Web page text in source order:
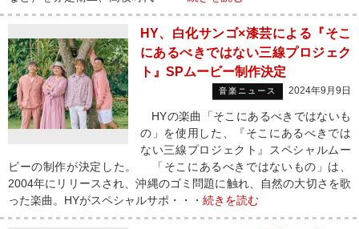
HY、白化サンゴ×漆芸による『そこ
にあるべきではない三線プロジェク
ト』SPムービー制作決定
音楽ニュース 2024年9月9日
HYの楽曲「そこにあるべきではないも
の」を使用した、『そこにあるべきでは
ない三線プロジェクト』スペシャルムー
ビーの制作が決定した。 「そこにあるべきではないもの」は、
2004年にリリースされ、沖縄のゴミ問題に触れ、自然の大切さを歌
った楽曲。HYがスペシャルサポ・・・ 続きを読む